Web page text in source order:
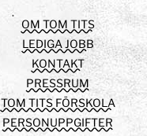
FacebookInstagram
Youtube
OM TOM TITS
LEDIGA JOBB
KONTAKT
PRESSRUM
TOM TITS FÖRSKOLA
PERSONUPPGIFTER